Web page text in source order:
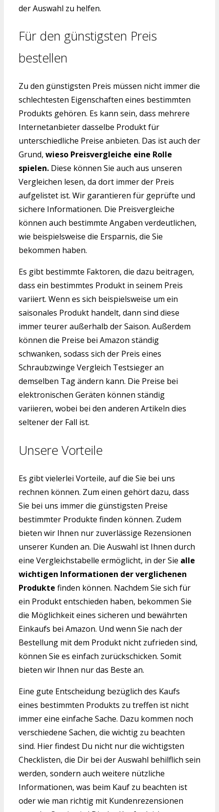
der Auswahl zu helfen.
Für den günstigsten Preis
bestellen
Zu den günstigsten Preis müssen nicht immer die
schlechtesten Eigenschaften eines bestimmten
Produkts gehören. Es kann sein, dass mehrere
Internetanbieter dasselbe Produkt für
unterschiedliche Preise anbieten. Das ist auch der
Grund, wieso Preisvergleiche eine Rolle
spielen. Diese können Sie auch aus unseren
Vergleichen lesen, da dort immer der Preis
aufgelistet ist. Wir garantieren für geprüfte und
sichere Informationen. Die Preisvergleiche
können auch bestimmte Angaben verdeutlichen,
wie beispielsweise die Ersparnis, die Sie
bekommen haben.
Es gibt bestimmte Faktoren, die dazu beitragen,
dass ein bestimmtes Produkt in seinem Preis
variiert. Wenn es sich beispielsweise um ein
saisonales Produkt handelt, dann sind diese
immer teurer außerhalb der Saison. Außerdem
können die Preise bei Amazon ständig
schwanken, sodass sich der Preis eines
Schraubzwinge Vergleich Testsieger an
demselben Tag ändern kann. Die Preise bei
elektronischen Geräten können ständig
variieren, wobei bei den anderen Artikeln dies
seltener der Fall ist.
Unsere Vorteile
Es gibt vielerlei Vorteile, auf die Sie bei uns
rechnen können. Zum einen gehört dazu, dass
Sie bei uns immer die günstigsten Preise
bestimmter Produkte finden können. Zudem
bieten wir Ihnen nur zuverlässige Rezensionen
unserer Kunden an. Die Auswahl ist Ihnen durch
eine Vergleichstabelle ermöglicht, in der Sie alle
wichtigen Informationen der verglichenen
Produkte finden können. Nachdem Sie sich für
ein Produkt entschieden haben, bekommen Sie
die Möglichkeit eines sicheren und bewährten
Einkaufs bei Amazon. Und wenn Sie nach der
Bestellung mit dem Produkt nicht zufrieden sind,
können Sie es einfach zurückschicken. Somit
bieten wir Ihnen nur das Beste an.
Eine gute Entscheidung bezüglich des Kaufs
eines bestimmten Produkts zu treffen ist nicht
immer eine einfache Sache. Dazu kommen noch
verschiedene Sachen, die wichtig zu beachten
sind. Hier findest Du nicht nur die wichtigsten
Checklisten, die Dir bei der Auswahl behilflich sein
werden, sondern auch weitere nützliche
Informationen, was beim Kauf zu beachten ist
oder wie man richtig mit Kundenrezensionen